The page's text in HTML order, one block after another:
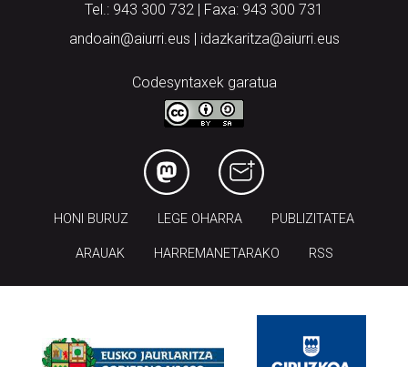
Tel.: 943 300 732 | Faxa: 943 300 731
andoain@aiurri.eus | idazkaritza@aiurri.eus
Codesyntaxek garatua
HONI BURUZ LEGE OHARRA PUBLIZITATEA
ARAUAK HARREMANETARAKO RSS